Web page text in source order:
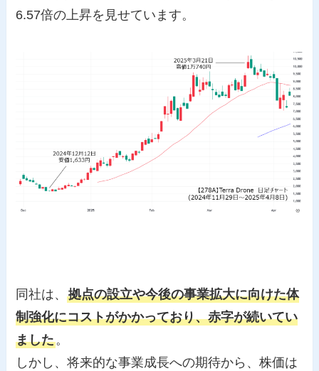
6.57倍の上昇を見せています。
同社は、拠点の設立や今後の事業拡大に向けた体
制強化にコストがかかっており、赤字が続いてい
ました。
しかし、将来的な事業成長への期待から、株価は